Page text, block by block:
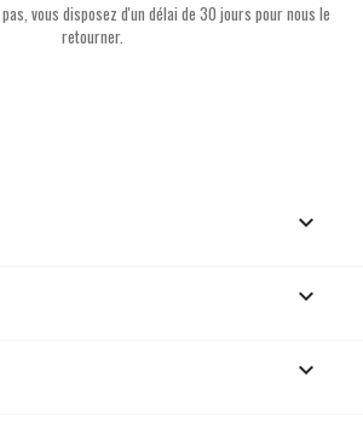
vous disposez d'un délai de 30 jours pour nous le
retourner.


